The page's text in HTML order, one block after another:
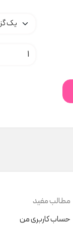
ست Family ۲۲۳ نیلسام کدM0092 عدد
مطالب مفید
حساب کاربری من